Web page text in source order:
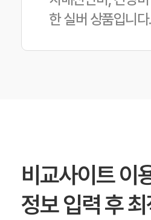
한 실버 상품입니
비교사이트 이
정보 입력 후